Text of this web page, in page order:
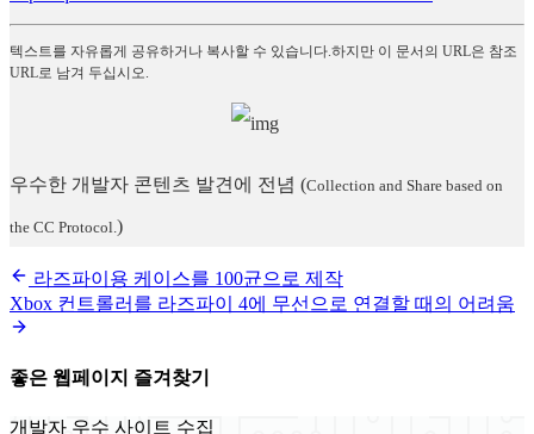
텍스트를 자유롭게 공유하거나 복사할 수 있습니다.하지만 이 문서의 URL은 참조
URL로 남겨 두십시오.
우수한 개발자 콘텐츠 발견에 전념 (Collection and Share based on
the CC Protocol. )
라즈파이용 케이스를 100균으로 제작
Xbox 컨트롤러를 라즈파이 4에 무선으로 연결할 때의 어려움
좋은 웹페이지 즐겨찾기
개발자 우수 사이트 수집